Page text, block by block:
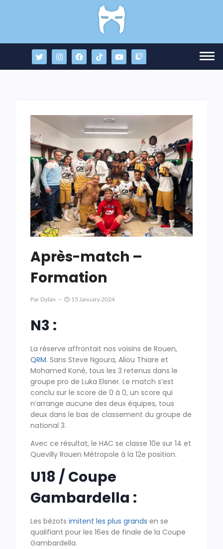
Après-match –
Formation
Par Dylan 15 January 2024
N3 :
La réserve affrontait nos voisins de Rouen,
QRM. Sans Steve Ngoura, Aliou Thiare et
Mohamed Koné, tous les 3 retenus dans le
groupe pro de Luka Elsner. Le match s’est
conclu sur le score de 0 à 0, un score qui
n’arrange aucune des deux équipes, tous
deux dans le bas de classement du groupe de
national 3.
Avec ce résultat, le HAC se classe 10e sur 14 et
Quevilly Rouen Métropole à la 12e position.
U18 / Coupe
Gambardella :
Les bézots imitent les plus grands en se
qualifiant pour les 16es de finale de la Coupe
Gambardella.